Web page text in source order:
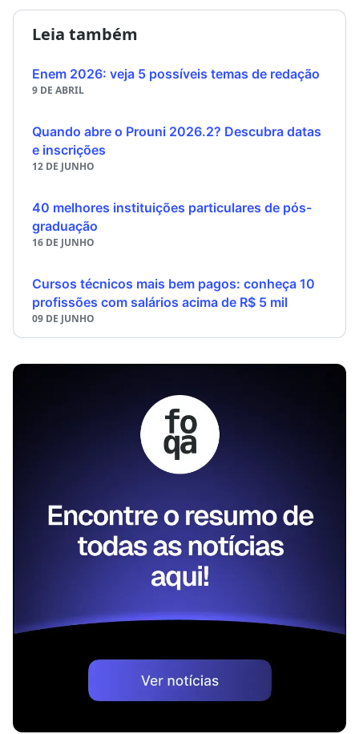
Leia também
Enem 2026: veja 5 possíveis temas de redação
9 DE ABRIL
Quando abre o Prouni 2026.2? Descubra datas
e inscrições
12 DE JUNHO
40 melhores instituições particulares de pós-
graduação
16 DE JUNHO
Cursos técnicos mais bem pagos: conheça 10
profissões com salários acima de R$ 5 mil
09 DE JUNHO